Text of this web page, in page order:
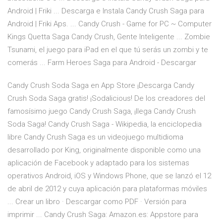
Android | Friki ... Descarga e Instala Candy Crush Saga para
Android | Friki Aps. ... Candy Crush - Game for PC ~ Computer
Kings Quetta Saga Candy Crush, Gente Inteligente ... Zombie
Tsunami, el juego para iPad en el que tú serás un zombi y te
comerás ... Farm Heroes Saga para Android - Descargar
Candy Crush Soda Saga en App Store ¡Descarga Candy
Crush Soda Saga gratis! ¡Sodalicious! De los creadores del
famosísimo juego Candy Crush Saga, ¡llega Candy Crush
Soda Saga! Candy Crush Saga - Wikipedia, la enciclopedia
libre Candy Crush Saga es un videojuego multidioma
desarrollado por King, originalmente disponible como una
aplicación de Facebook y adaptado para los sistemas
operativos Android, iOS y Windows Phone, que se lanzó el 12
de abril de 2012​ y cuya aplicación para plataformas móviles
... Crear un libro · Descargar como PDF · Versión para
imprimir ... Candy Crush Saga: Amazon.es: Appstore para